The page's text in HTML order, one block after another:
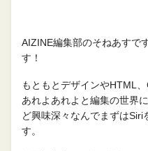
AIZINE編集部のそねあすで
す！
もともとデザインやHTML
あれよあれよと編集の世界
ど興味深々なんでまずは
す。